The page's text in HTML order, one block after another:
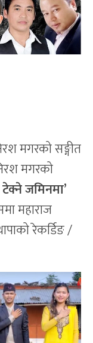
मगरको सङ्गीत
मगरको
जमिनमा’
महाराज
रेकर्डिङ /